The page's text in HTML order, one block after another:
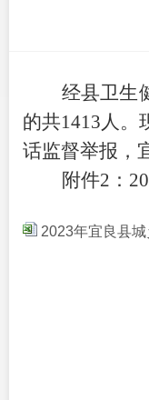
经县卫生
的共1413人。
话监督举报，
附件2：
2023年宜良县